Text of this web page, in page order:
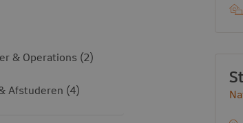
& Operations 2
Afstuderen 4